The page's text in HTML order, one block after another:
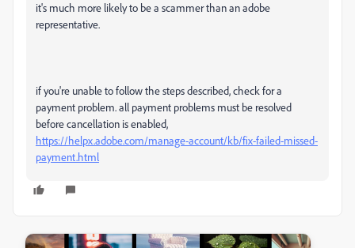
it's much more likely to be a scammer than an adobe
representative.
if you're unable to follow the steps described, check for a
payment problem. all payment problems must be resolved
before cancellation is enabled,
https://helpx.adobe.com/manage-account/kb/fix-failed-missed-
payment.html